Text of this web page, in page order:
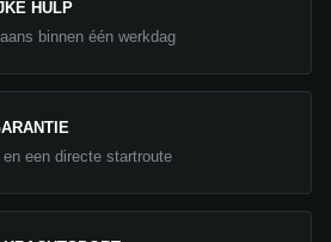
HULP
binnen één werkdag
en een directe startroute